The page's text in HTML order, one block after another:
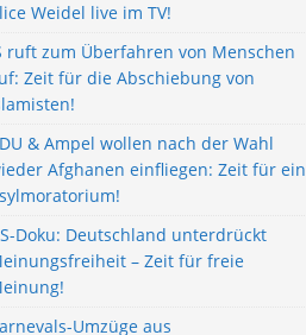
Weidel live im TV!
ruft zum Überfahren von Menschen
Zeit für die Abschiebung von
& Ampel wollen nach der Wahl
Afghanen einfliegen: Zeit für ein
Doku: Deutschland unterdrückt
– Zeit für freie
Umzüge aus